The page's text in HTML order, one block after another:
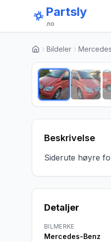
Partsly
.no
Bildeler
Beskrivelse
Siderute høyre
Detaljer
BILMERKE
Mercedes-Benz